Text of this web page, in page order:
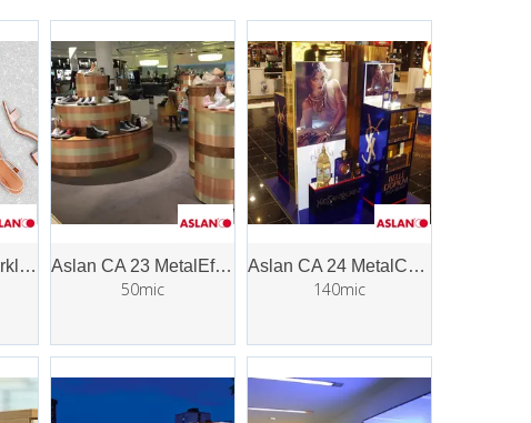
Aslan CA 123 SparkleColour Aslan CA 23 MetalEffect
50mic
Aslan CA 24 MetalColour
140mic